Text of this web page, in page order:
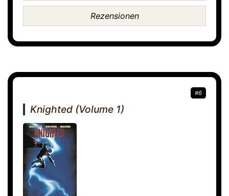
Rezensionen
#6
Knighted (Volume 1)